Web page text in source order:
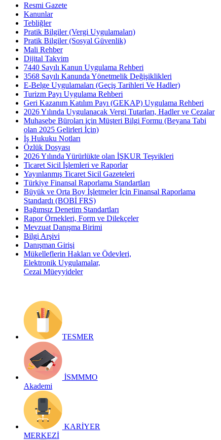
Resmi Gazete
Kanunlar
Tebliğler
Pratik Bilgiler (Vergi Uygulamaları)
Pratik Bilgiler (Sosyal Güvenlik)
Mali Rehber
Dijital Takvim
7440 Sayılı Kanun Uygulama Rehberi
3568 Sayılı Kanunda Yönetmelik Değişiklikleri
E-Belge Uygulamaları (Geçiş Tarihleri Ve Hadler)
Turizm Payı Uygulama Rehberi
Geri Kazanım Katılım Payı (GEKAP) Uygulama Rehberi
2026 Yılında Uygulanacak Vergi Tutarları, Hadler ve Cezalar
Muhasebe Büroları için Müşteri Bilgi Formu (Beyana Tabi
olan 2025 Gelirleri İçin)
İş Hukuku Notları
Özlük Dosyası
2026 Yılında Yürürlükte olan İŞKUR Teşvikleri
Ticaret Sicil İşlemleri ve Raporlar
Yayınlanmış Ticaret Sicil Gazeteleri
Türkiye Finansal Raporlama Standartları
Büyük ve Orta Boy İşletmeler İçin Finansal Raporlama
Standardı (BOBİ FRS)
Bağımsız Denetim Standartları
Rapor Örnekleri, Form ve Dilekçeler
Mevzuat Danışma Birimi
Bilgi Arşivi
Danışman Girişi
Mükelleflerin Hakları ve Ödevleri,
Elektronik Uygulamalar,
Cezai Müeyyideler
TESMER
İSMMMO
Akademi
KARİYER
MERKEZİ